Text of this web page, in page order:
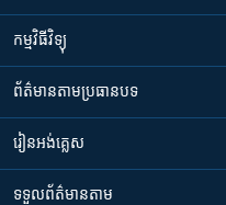
កម្មវិធី​វិទ្យុ
ព័ត៌មាន​តាមប្រធានបទ​
រៀន​​អង់គ្លេស
ទទួល​ព័ត៌មាន​តាម